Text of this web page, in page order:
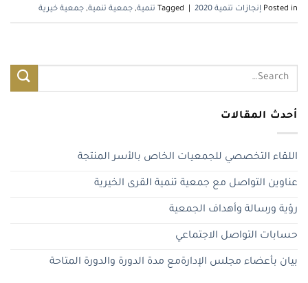
Posted in إنجازات تنمية 2020 Tagged تنمية, جمعية تنمية, جمعية خيرية
أحدث المقالات
اللقاء التخصصي للجمعيات الخاص بالأسر المنتجة
عناوين التواصل مع جمعية تنمية القرى الخيرية
رؤية ورسالة وأهداف الجمعية
حسابات التواصل الاجتماعي
بيان بأعضاء مجلس الإدارةمع مدة الدورة والدورة المتاحة